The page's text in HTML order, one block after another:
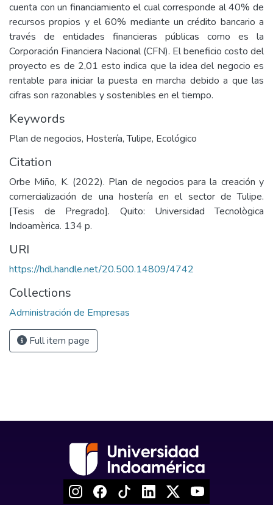
cuenta con un financiamiento el cual corresponde al 40% de
recursos propios y el 60% mediante un crédito bancario a
través de entidades financieras públicas como es la
Corporación Financiera Nacional (CFN). El beneficio costo del
proyecto es de 2,01 esto indica que la idea del negocio es
rentable para iniciar la puesta en marcha debido a que las
cifras son razonables y sostenibles en el tiempo.
Keywords
Plan de negocios, Hostería,Tulipe, Ecológico
Citation
Orbe Miño, K. (2022). Plan de negocios para la creación y
comercialización de una hostería en el sector de Tulipe.
[Tesis de Pregrado]. Quito: Universidad Tecnològica
Indoamèrica. 134 p.
URI
https://hdl.handle.net/20.500.14809/4742
Collections
Administración de Empresas
Full item page